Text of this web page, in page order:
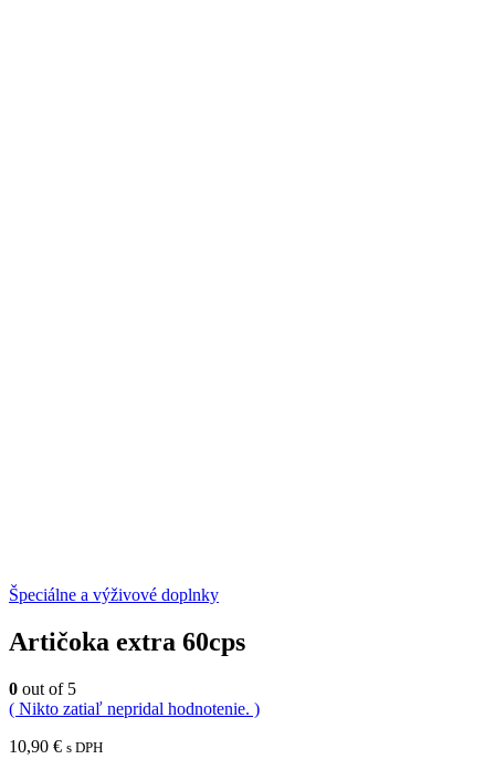
Špeciálne a výživové doplnky
Artičoka extra 60cps
0 out of 5
( Nikto zatiaľ nepridal hodnotenie. )
10,90 € s DPH